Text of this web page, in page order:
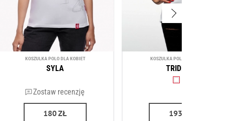
KOSZULKA POLO DLA KOBIET
SYLA
Zostaw recenzję
180ZŁ
KOSZULKA POLO DLA KOBIET
TRIDENT
193